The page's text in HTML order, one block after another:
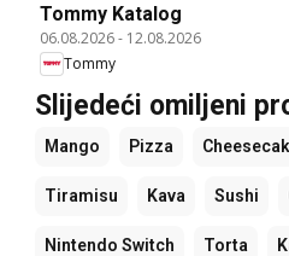
Tommy Katalog
06.08.2026- 12.08.2026
Tommy
Slijedeći omiljeni
Mango Pizza
Tiramisu Kava Sushi
Nintendo Switch Torta